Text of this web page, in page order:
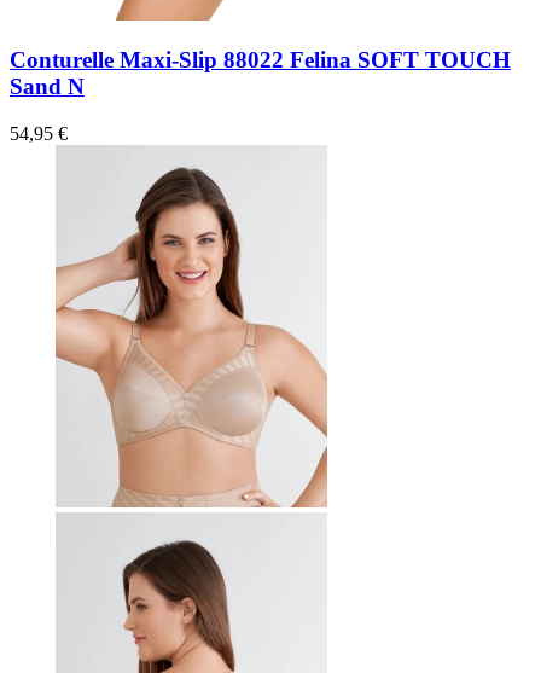
Conturelle Maxi-Slip 88022 Felina SOFT TOUCH
Sand N
54,95 €